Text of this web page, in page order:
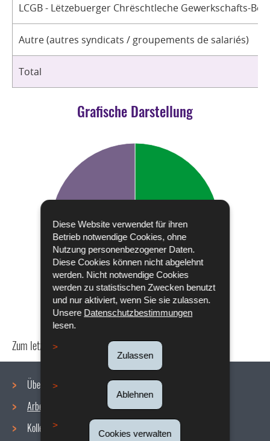
Diese Website verwendet für ihren
Betrieb notwendige Cookies, ohne
Nutzung personenbezogener Daten.
Diese Cookies können nicht abgelehnt
werden. Nicht notwendige Cookies
werden zu statistischen Zwecken benutzt
und nur aktiviert, wenn Sie sie zulassen.
Unsere Datenschutzbestimmungen
lesen.
Zulassen
Ablehnen
Cookies verwalten
LCGB - Lëtzebuerger Chrëschtleche Gewerkschafts-
Autre (autres syndicats / groupements de salariés)
Total
Grafische Darstellung
Zum letzten Mal aktualisiert am24/04/2024
Navigationsmenü
Über uns
Arbeitsbedingungen
Kollektive Vereinbarungen